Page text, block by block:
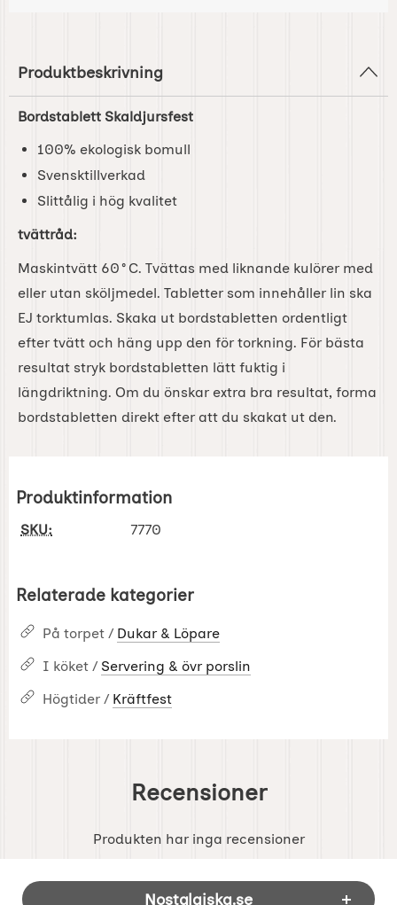
Produktbeskrivning
Bordstablett Skaldjursfest
100% ekologisk bomull
Svensktillverkad
Slittålig i hög kvalitet
tvättråd:
Maskintvätt 60°C. Tvättas med liknande kulörer med
eller utan sköljmedel. Tabletter som innehåller lin ska
EJ torktumlas. Skaka ut bordstabletten ordentligt
efter tvätt och häng upp den för torkning. För bästa
resultat stryk bordstabletten lätt fuktig i
längdriktning. Om du önskar extra bra resultat, forma
bordstabletten direkt efter att du skakat ut den.
Produktinformation
SKU: 7770
Relaterade kategorier
På torpet / Dukar & Löpare
I köket / Servering & övr porslin
Högtider / Kräftfest
Recensioner
Produkten har inga recensioner
Sidfot Blandad info och länkar
Nostalgiska.se